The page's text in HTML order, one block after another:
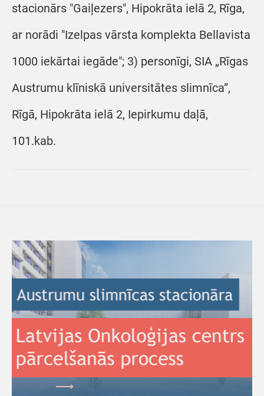
stacionārs "Gaiļezers", Hipokrāta ielā 2, Rīga,
ar norādi "Izelpas vārsta komplekta Bellavista
1000 iekārtai iegāde"; 3) personīgi, SIA „Rīgas
Austrumu klīniskā universitātes slimnīca”,
Rīgā, Hipokrāta ielā 2, Iepirkumu daļā,
101.kab.